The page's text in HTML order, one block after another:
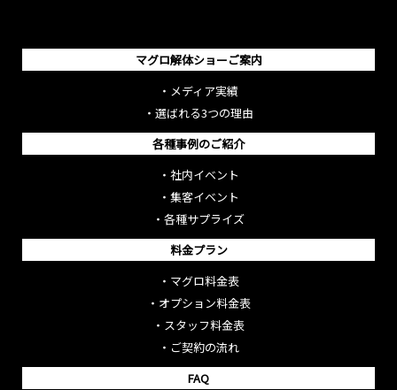
マグロ解体ショーご案内
・ メディア実績
・ 選ばれる3つの理由
各種事例のご紹介
・ 社内イベント
・ 集客イベント
・ 各種サプライズ
料金プラン
・ マグロ料金表
・ オプション料金表
・ スタッフ料金表
・ ご契約の流れ
FAQ